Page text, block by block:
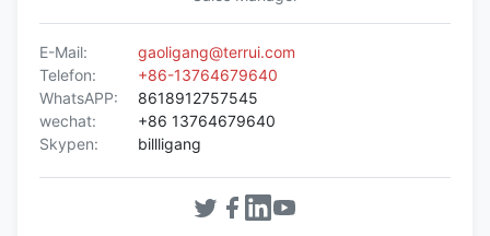
E-Mail:
gaoligang@terrui.com
Telefon:
+86-13764679640
WhatsAPP:
8618912757545
wechat:
+86 13764679640
Skypen:
billligang